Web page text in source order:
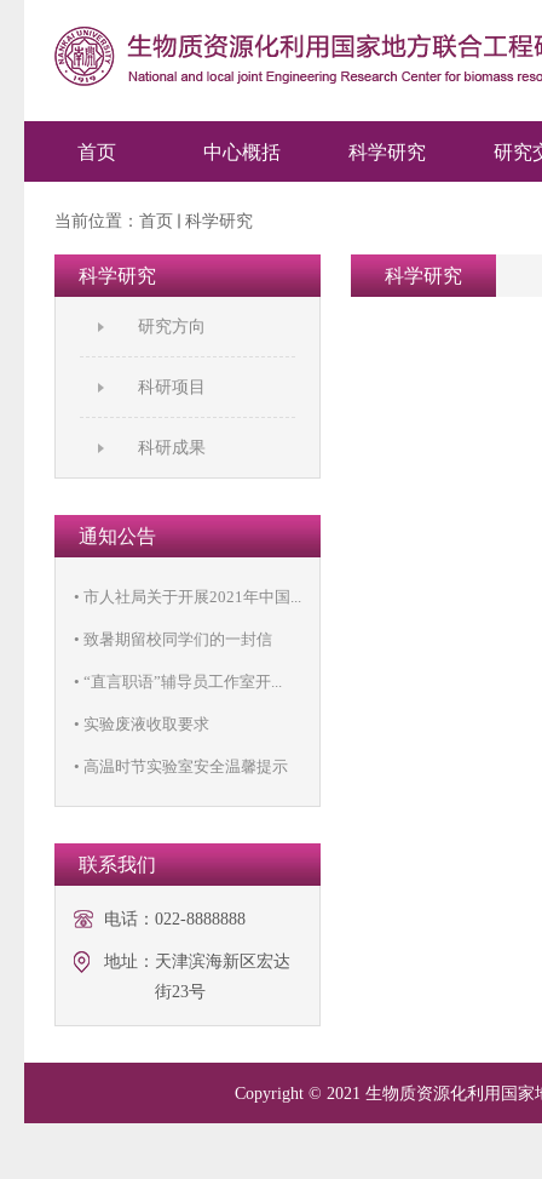
首页 中心概括 科学研究 研究
当前位置： 首页 科学研究
科学研究
研究方向
科研项目
科研成果
通知公告
• 市人社局关于开展2021年中国...
• 致暑期留校同学们的一封信
• “直言职语”辅导员工作室开...
• 实验废液收取要求
• 高温时节实验室安全温馨提示
联系我们
电话： 022-8888888
地址： 天津滨海新区宏达
街23号
科学研究
Copyright © 2021 生物质资源化利用国家